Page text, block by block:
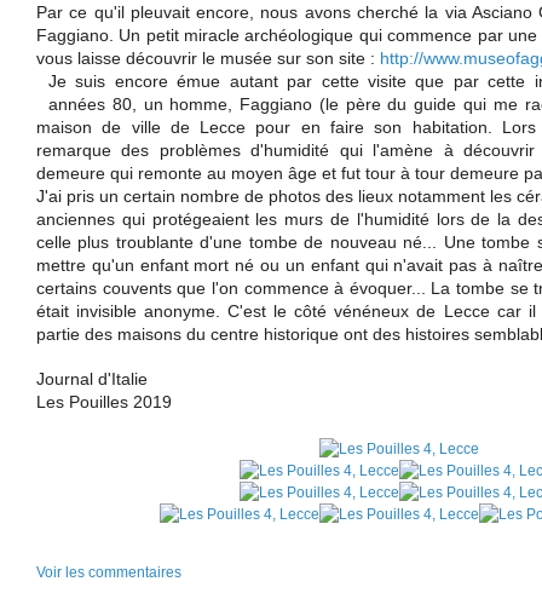
Par ce qu'il pleuvait encore, nous avons cherché la via Asciano
Faggiano. Un petit miracle archéologique qui commence par
vous laisse découvrir le musée sur son site : http://
Je suis encore émue autant par cette visite que par cette
années 80, un homme, Faggiano (le père du guide qui me
maison de ville de Lecce pour en faire son habitation. Lors
remarque des problèmes d'humidité qui l'amène à
demeure qui remonte au moyen âge et fut tour à tour demeure
J'ai pris un certain nombre de photos des lieux notamment les
anciennes qui protégeaient les murs de l'humidité lors de la
celle plus troublante d'une tombe de nouveau né... Une tombe
mettre qu'un enfant mort né ou un enfant qui n'avait pas à
certains couvents que l'on commence à évoquer... La tombe se
était invisible anonyme. C'est le côté vénéneux de Lecce car
partie des maisons du centre historique ont des histoires
Journal d'Italie
Les Pouilles 2019
Voir les commentaires